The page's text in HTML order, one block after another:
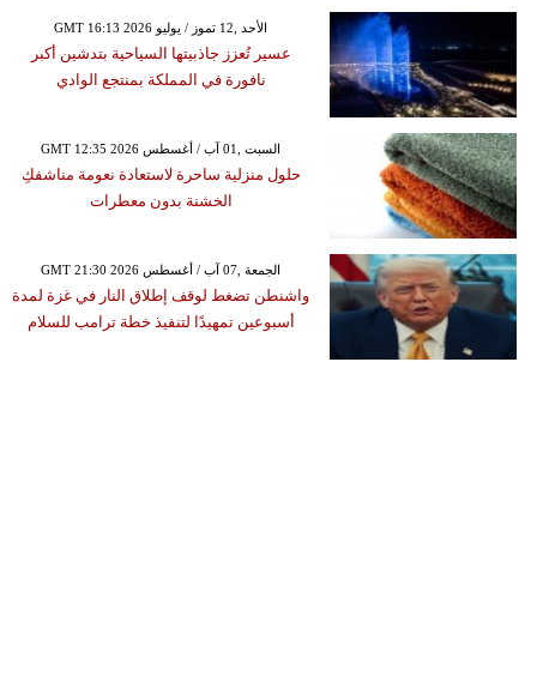
GMT 16:13 2026 الأحد ,12 تموز / يوليو
عسير تُعزز جاذبيتها السياحية بتدشين أكبر
نافورة في المملكة بمنتجع الوادي
GMT 12:35 2026 السبت ,01 آب / أغسطس
حلول منزلية ساحرة لاستعادة نعومة مناشفكِ
الخشنة بدون معطرات
GMT 21:30 2026 الجمعة ,07 آب / أغسطس
واشنطن تضغط لوقف إطلاق النار في غزة لمدة
أسبوعين تمهيدًا لتنفيذ خطة ترامب للسلام